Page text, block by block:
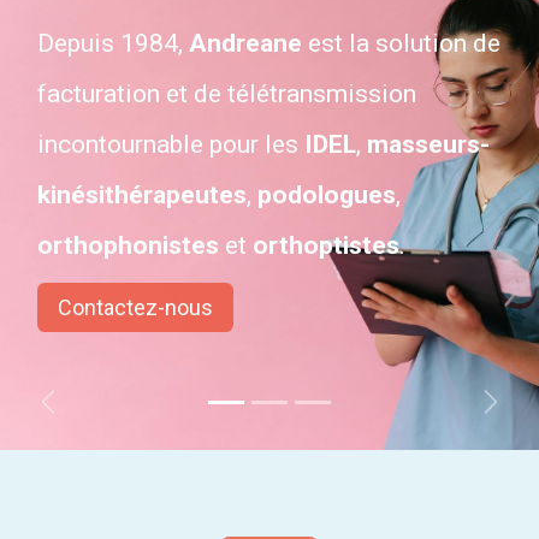
Depuis 1984, Andreane est la solution de
facturation et de télétransmission
incontournable pour les IDEL, masseurs-
kinésithérapeutes, podologues,
orthophonistes et orthoptistes.
Contactez-nous​​​​
Précédent